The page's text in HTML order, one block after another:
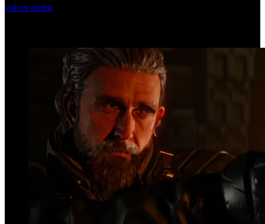
volver arriba